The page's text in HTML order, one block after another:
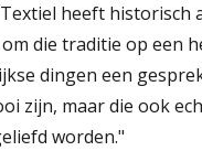
heeft historisch
die traditie op een
dingen een
zijn, maar die ook
worden."